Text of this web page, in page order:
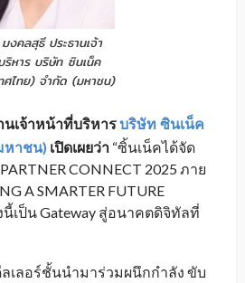
งคลสุธี ประธานเจ้า
ริหาร บริษัท_ ซินเน็ค
ศไทย) จำกัด (มหาชน)
นเจ้าหน้าที่บริหารบริษัท ซินเน็ค
หาชน) เปิดเผยว่า “ซิ้นเน็คได้จัด
CONNECT 2025 ภาย
A SMARTER FUTURE
เป็น Gateway สู่อนาคตดิจิทัลที่
เลอร์ชั้นนำมาร่วมผนึกกำลัง ขับ